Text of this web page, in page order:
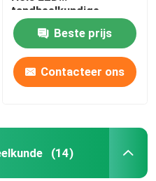
tandheelkundige
handpiece met 3 Way
Spray
Beste prijs
Contacteer ons
(14)